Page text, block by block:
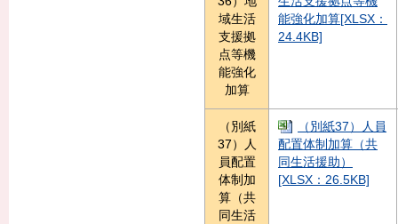
域生活
支援拠
点等機
能強化
加算
能強化加算[XLSX：
24.4KB]
（別紙
37）人
員配置
体制加
算（共
同生活
（別紙37）人員
配置体制加算（共
同生活援助）
[XLSX：26.5KB]